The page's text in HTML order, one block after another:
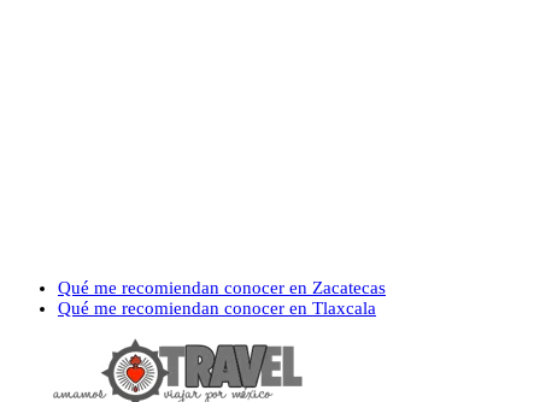
previous
post:
Qué me recomiendan conocer en Zacatecas
next
Qué me recomiendan conocer en Tlaxcala